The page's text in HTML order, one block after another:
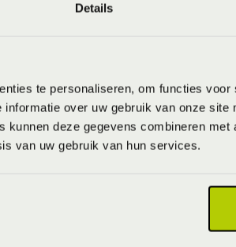
Details
te personaliseren, om functies voor
over uw gebruik van onze site
kunnen deze gegevens combineren met
van uw gebruik van hun services.
alleen om materialen, maar ook
bedden en matrassen worden met
centraal staat. Dit betekent dat je
waardoor je lichaam volledig
terwijl we tegelijkertijd de
we een stap zetten naar een